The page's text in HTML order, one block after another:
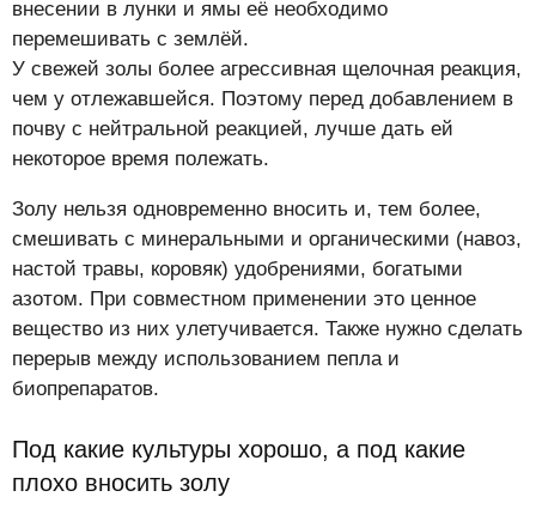
внесении в лунки и ямы её необходимо
перемешивать с землёй.
У свежей золы более агрессивная щелочная реакция,
чем у отлежавшейся. Поэтому перед добавлением в
почву с нейтральной реакцией, лучше дать ей
некоторое время полежать.
Золу нельзя одновременно вносить и, тем более,
смешивать с минеральными и органическими (навоз,
настой травы, коровяк) удобрениями, богатыми
азотом. При совместном применении это ценное
вещество из них улетучивается. Также нужно сделать
перерыв между использованием пепла и
биопрепаратов.
Под какие культуры хорошо, а под какие
плохо вносить золу